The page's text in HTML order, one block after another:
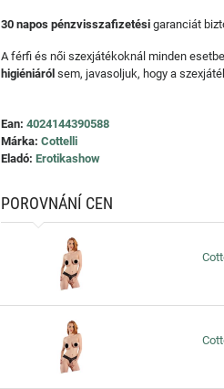
30 napos pénzvisszafizetési garanciát
A férfi és női szexjátékoknál minden
higiéniáról sem, javasoljuk, hogy a
Ean: 4024144390588
Márka: Cottelli
Eladó: Erotikashow
POROVNÁNÍ CEN